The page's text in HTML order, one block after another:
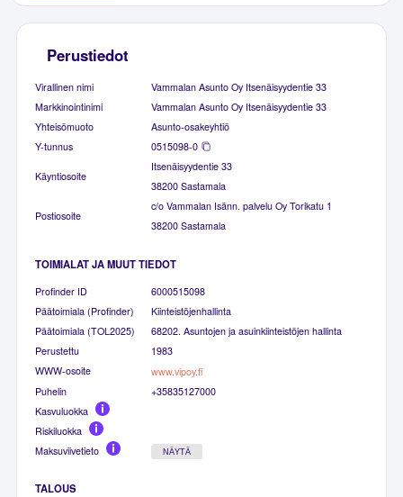
Perustiedot
Virallinen nimi
Vammalan Asunto Oy Itsenäisyydentie 33
Markkinointinimi
Vammalan Asunto Oy Itsenäisyydentie 33
Yhteisömuoto
Asunto-osakeyhtiö
Y-tunnus
0515098-0
Käyntiosoite
Itsenäisyydentie 33
38200 Sastamala
Postiosoite
c/o Vammalan Isänn. palvelu Oy Torikatu 1
38200 Sastamala
TOIMIALAT JA MUUT TIEDOT
Profinder ID
6000515098
Päätoimiala (Profinder)
Kiinteistöjenhallinta
Päätoimiala (TOL2025)
68202. Asuntojen ja asuinkiinteistöjen hallinta
Perustettu
1983
WWW-osoite
www.vipoy.fi
Puhelin
+35835127000
Kasvuluokka
Riskiluokka
Maksuviivetieto
NÄYTÄ
TALOUS